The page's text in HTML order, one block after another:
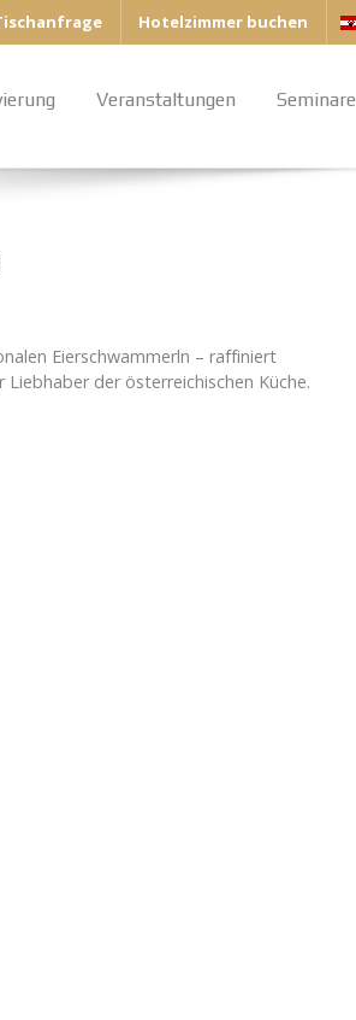
Hotelzimmer buchen
Veranstaltungen Seminare
Eierschwammerln – raffiniert
der österreichischen Küche.